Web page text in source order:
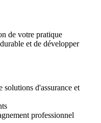
de votre pratique
et de développer
solutions d'assurance et
professionnel